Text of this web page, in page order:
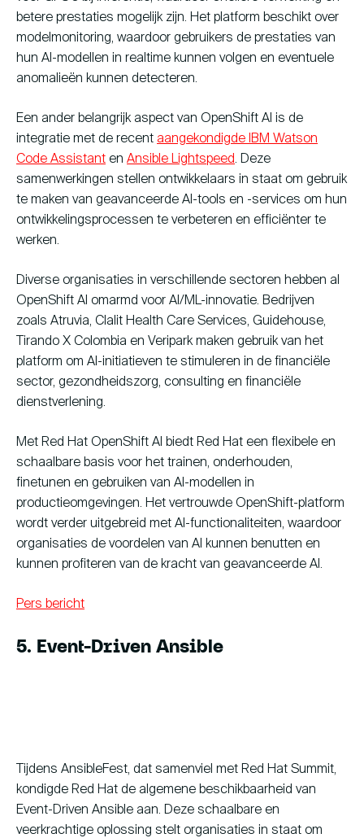
betere prestaties mogelijk zijn. Het platform beschikt over
modelmonitoring, waardoor gebruikers de prestaties van
hun AI-modellen in realtime kunnen volgen en eventuele
anomalieën kunnen detecteren.
Een ander belangrijk aspect van OpenShift AI is de
integratie met de recent aangekondigde IBM Watson
Code Assistant en Ansible Lightspeed. Deze
samenwerkingen stellen ontwikkelaars in staat om gebruik
te maken van geavanceerde AI-tools en -services om hun
ontwikkelingsprocessen te verbeteren en efficiënter te
werken.
Diverse organisaties in verschillende sectoren hebben al
OpenShift AI omarmd voor AI/ML-innovatie. Bedrijven
zoals Atruvia, Clalit Health Care Services, Guidehouse,
Tirando X Colombia en Veripark maken gebruik van het
platform om AI-initiatieven te stimuleren in de financiële
sector, gezondheidszorg, consulting en financiële
dienstverlening.
Met Red Hat OpenShift AI biedt Red Hat een flexibele en
schaalbare basis voor het trainen, onderhouden,
finetunen en gebruiken van AI-modellen in
productieomgevingen. Het vertrouwde OpenShift-platform
wordt verder uitgebreid met AI-functionaliteiten, waardoor
organisaties de voordelen van AI kunnen benutten en
kunnen profiteren van de kracht van geavanceerde AI.
Pers bericht
5. Event-Driven Ansible
Tijdens AnsibleFest, dat samenviel met Red Hat Summit,
kondigde Red Hat de algemene beschikbaarheid van
Event-Driven Ansible aan. Deze schaalbare en
veerkrachtige oplossing stelt organisaties in staat om